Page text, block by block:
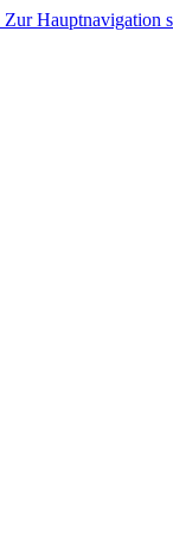
Zur Hauptnavigation